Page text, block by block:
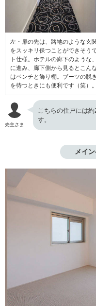
左・扉の先は、路地のような玄
をスッキリ保つことができそう
ト仕様。ホテルの廊下のような
に進み、廊下側から見るとこん
はベンチと飾り棚。ブーツの脱
を待つときにも便利です（笑）。
売主さま
こちらの住戸には
す。
メイ